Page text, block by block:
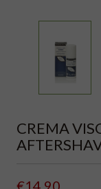
CREMA
€14.90